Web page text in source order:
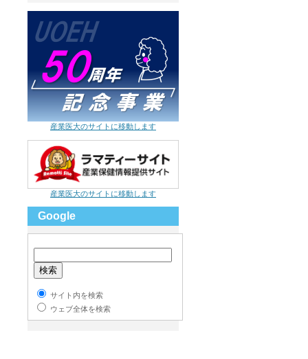
産業医大のサイトに移動します
産業医大のサイトに移動します
Google
サイト内を検索
ウェブ全体を検索